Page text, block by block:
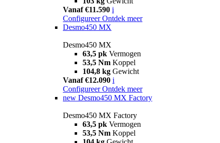
Vanaf €11.590 i
Configureer Ontdek meer
Desmo450 MX
Desmo450 MX
63,5 pk Vermogen
53,5 Nm Koppel
104,8 kg Gewicht
Vanaf €12.090 i
Configureer Ontdek meer
new Desmo450 MX Factory
Desmo450 MX Factory
63,5 pk Vermogen
53,5 Nm Koppel